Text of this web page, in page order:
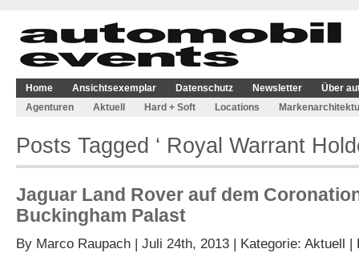
Home Ansichtsexemplar Datenschutz Newsletter
Über
Agenturen
Aktuell Hard + Soft Locations
Posts Tagged ‘ Royal Warrant
Jaguar Land Rover auf dem
Buckingham Palast
By Marco Raupach | Juli 24th, 2013 | Kategorie: Aktuell |